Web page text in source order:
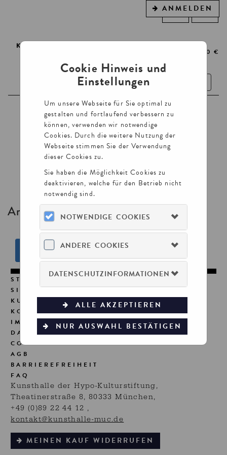
Cookie Hinweis und
Einstellungen
Um unsere Webseite für Sie optimal zu
gestalten und fortlaufend verbessern zu
können, verwenden wir notwendige
Cookies. Durch die weitere Nutzung der
Webseite stimmen Sie der Verwendung
dieser Cookies zu.
Sie haben die Möglichkeit Cookies zu
deaktivieren, welche für den Betrieb nicht
notwendig sind.
NOTWENDIGE COOKIES
ANDERE COOKIES
DATENSCHUTZINFORMATIONEN
ALLE AKZEPTIEREN
NUR AUSWAHL BESTÄTIGEN
WARENKORB
0,00 €
ANMELDEN
TICKETS
FÜHRUNGEN
GUTSCHEINE
VORTRÄGE UND LESUNGEN
Artikel nicht gefunden
STARTSEITE
SITEMAP
KUNSTHALLE MÜNCHEN
KONTO VERWALTEN
IMPRESSUM
DATENSCHUTZ
COOKIE-VERWENDUNG
AGB
BARRIEREFREIHEIT
FAQ
Kunsthalle der Hypo-Kulturstiftung,
Theatinerstraße 8, 80333 München
+49 (0)89 22 44 12
kontakt@kunsthalle-muc.de
MEINEN KAUF WIDERRUFEN